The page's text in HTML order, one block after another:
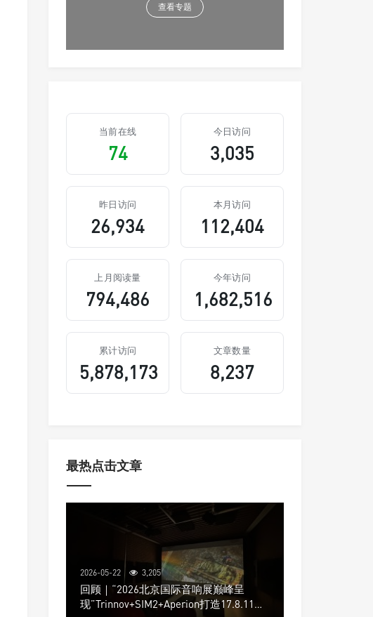
查看专题
当前在线
74
今日访问
3,035
昨日访问
26,934
本月访问
112,404
上月阅读量
794,486
今年访问
1,682,516
累计访问
5,878,173
文章数量
8,237
最热点击文章
2026-05-22 3,205
回顾｜“2026北京国际音响展巅峰呈
现”Trinnov+SIM2+Aperion打造17.8.11声